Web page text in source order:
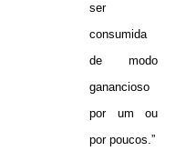
ser
consumida
de modo
ganancioso
por um ou
por poucos.”